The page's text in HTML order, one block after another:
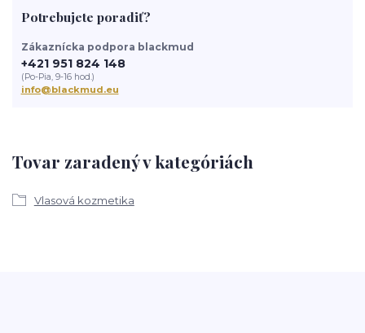
Tovar zaradený v kategóriách
Vlasová kozmetika
Potrebujete poradiť?
Zákaznícka podpora blackmud
+421 951 824 148
(Po-Pia, 9-16 hod.)
info@blackmud.eu